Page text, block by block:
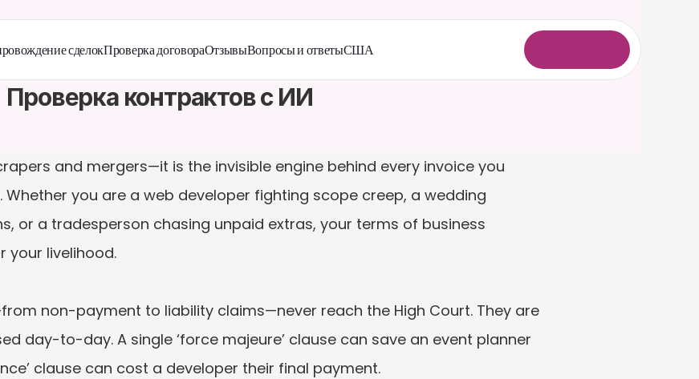
сделокПроверка договораОтзывыВопросы и ответыСША
Проверка контрактов с ИИ
and mergers—it is the invisible engine behind every invoice you
Whether you are a web developer fighting scope creep, a wedding
or a tradesperson chasing unpaid extras, your terms of business
your livelihood.
non-payment to liability claims—never reach the High Court. They are
day-to-day. A single ‘force majeure’ clause can save an event planner
clause can cost a developer their final payment.